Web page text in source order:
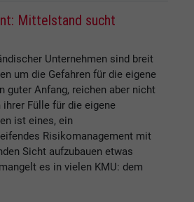
Mittelstand sucht
Unternehmen sind breit
um die Gefahren für die eigene
guter Anfang, reichen aber nicht
ihrer Fülle für die eigene
ist eines, ein
Risikomanagement mit
Sicht aufzubauen etwas
es in vielen KMU: dem